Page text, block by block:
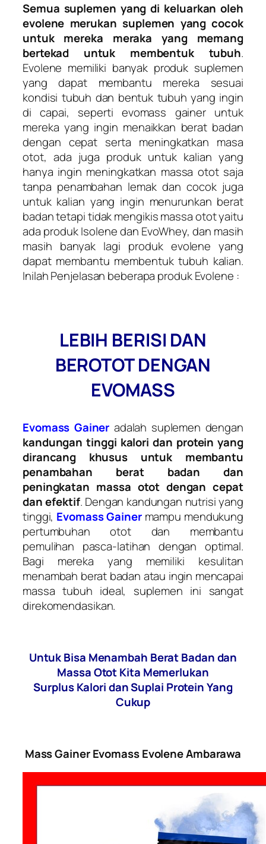
Semua suplemen yang di keluarkan oleh
evolene merukan suplemen yang cocok
untuk mereka meraka yang memang
bertekad untuk membentuk tubuh.
Evolene memiliki banyak produk suplemen
yang dapat membantu mereka sesuai
kondisi tubuh dan bentuk tubuh yang ingin
di capai, seperti evomass gainer untuk
mereka yang ingin menaikkan berat badan
dengan cepat serta meningkatkan masa
otot, ada juga produk untuk kalian yang
hanya ingin meningkatkan massa otot saja
tanpa penambahan lemak dan cocok juga
untuk kalian yang ingin menurunkan berat
badan tetapi tidak mengikis massa otot yaitu
ada produk Isolene dan EvoWhey, dan masih
masih banyak lagi produk evolene yang
dapat membantu membentuk tubuh kalian.
Inilah Penjelasan beberapa produk Evolene :
LEBIH BERISI DAN
BEROTOT DENGAN
EVOMASS
Evomass Gainer adalah suplemen dengan
kandungan tinggi kalori dan protein yang
dirancang khusus untuk membantu
penambahan berat badan dan
peningkatan massa otot dengan cepat
dan efektif. Dengan kandungan nutrisi yang
tinggi, EvomassGainermampu mendukung
pertumbuhan otot dan membantu
pemulihan pasca-latihan dengan optimal.
Bagi mereka yang memiliki kesulitan
menambah berat badan atau ingin mencapai
massa tubuh ideal, suplemen ini sangat
direkomendasikan.
Untuk Bisa Menambah Berat Badan dan
Massa Otot Kita Memerlukan
Surplus Kalori dan Suplai Protein Yang
Cukup
Mass Gainer Evomass Evolene Ambarawa